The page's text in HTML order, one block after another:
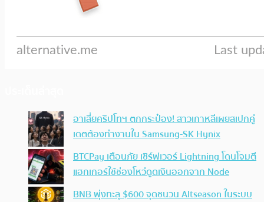
อาเสี่ยคริปโทฯ ตกกระป๋อง! สาวเกาหลีเผยสเปกคู่
เดตต้องทำงานใน Samsung-SK Hynix
BTCPay เตือนภัย เซิร์ฟเวอร์ Lightning โดนโจมตี
แฮกเกอร์ใช้ช่องโหว่ดูดเงินออกจาก Node
BNB พุ่งทะลุ $600 จุดชนวน Altseason ในระบบ